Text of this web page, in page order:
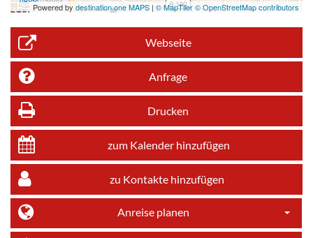
Powered bydestination.one MAPS | © MapTiler © OpenStreetMap contributors
Webseite
Anfrage
Drucken
zum Kalender hinzufügen
zu Kontakte hinzufügen
Anreise planen